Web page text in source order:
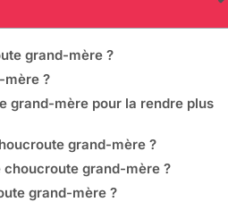
grand-mère ?
mère ?
grand-mère pour la rendre plus
grand-mère ?
grand-mère ?
grand-mère ?